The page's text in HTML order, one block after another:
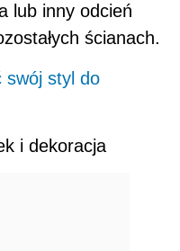
lub inny odcień
ścianach.
swój styl do
i dekoracja